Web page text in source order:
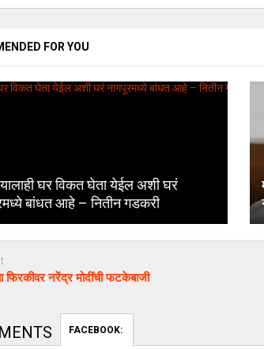
FOR YOU
घर विकत घेता येईल अशी घरं
बांधत आहे – नितीन गडकरी
फिरकीवर नरेंद्र मोदींची फटकेबाजी
FACEBOOK: